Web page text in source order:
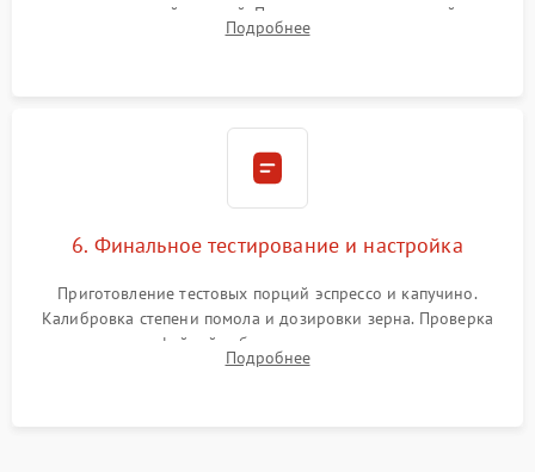
силиконовой смазкой. Проведение программной
декальцинации и очистки системы от кофейных масел.
Подробнее
6. Финальное тестирование и настройка
Приготовление тестовых порций эспрессо и капучино.
Калибровка степени помола и дозировки зерна. Проверка
плотности кофейной таблетки, температуры напитка и
качества молочной пены. Контроль отсутствия посторонних
Подробнее